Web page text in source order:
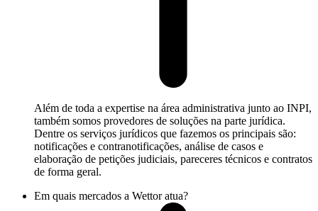
Além de toda a expertise na área administrativa junto ao INPI,
também somos provedores de soluções na parte jurídica.
Dentre os serviços jurídicos que fazemos os principais são:
notificações e contranotificações, análise de casos e
elaboração de petições judiciais, pareceres técnicos e contratos
de forma geral.
Em quais mercados a Wettor atua?